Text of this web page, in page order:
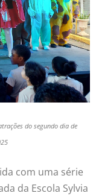
do segundo dia de
com uma série
da Escola Sylvia